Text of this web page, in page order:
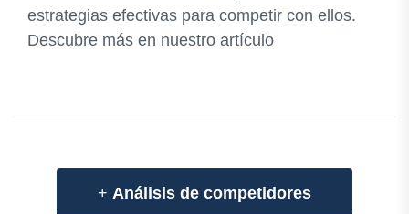
estrategias efectivas para competir con ellos.
Descubre más en nuestro artículo
+ Análisis de competidores